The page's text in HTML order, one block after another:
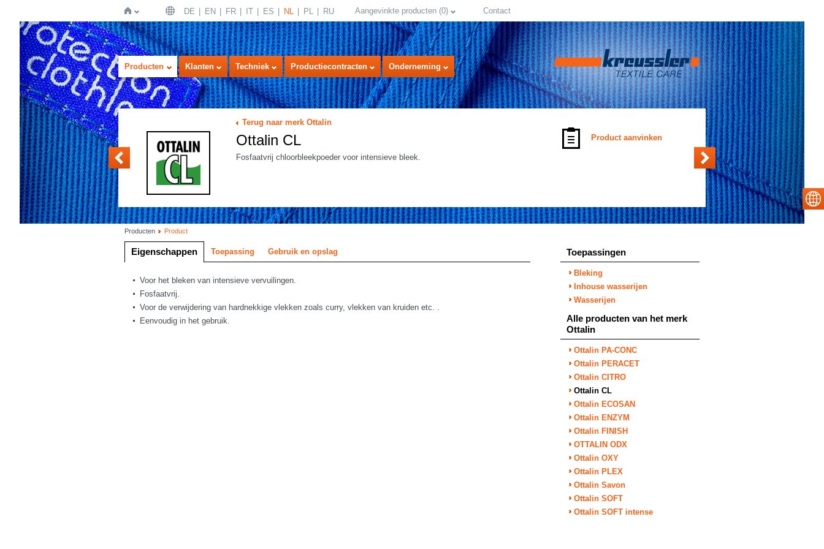
Home
DE EN FR IT ES NL PL RU Aangevinkte producten (0) Contact
Producten Klanten Techniek Productiecontracten Onderneming
Ottalin ECOSAN
Terug naar merk Ottalin
Ottalin CL
Fosfaatvrij chloorbleekpoeder voor intensieve bleek.
Product aanvinken
Producten Product
Eigenschappen Toepassing Gebruik en opslag
Voor het bleken van intensieve vervuilingen.
Fosfaatvrij.
Voor de verwijdering van hardnekkige vlekken zoals curry, vlekken van kruiden etc. .
Eenvoudig in het gebruik.
Toepassingen
Bleking
Inhouse wasserijen
Wasserijen
Alle producten van het merk
Ottalin
Ottalin PA-CONC
Ottalin PERACET
Ottalin CITRO
Ottalin CL
Ottalin ECOSAN
Ottalin ENZYM
Ottalin FINISH
OTTALIN ODX
Ottalin OXY
Ottalin PLEX
Ottalin Savon
Ottalin SOFT
Ottalin SOFT intense